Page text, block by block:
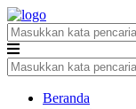
Beranda